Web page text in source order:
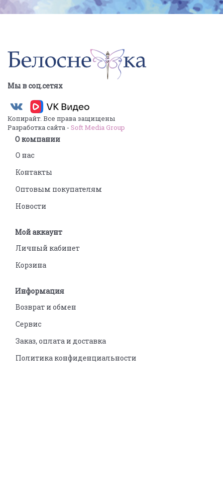
Мы в соц.сетях
Копирайт. Все права защищены
Разработка сайта - Soft Media Group
О компании
О нас
Контакты
Оптовым покупателям
Новости
Мой аккаунт
Личный кабинет
Корзина
Информация
Возврат и обмен
Сервис
Заказ, оплата и доставка
Политика конфиденциальности